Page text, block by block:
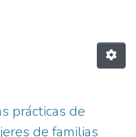
prácticas de
de familias